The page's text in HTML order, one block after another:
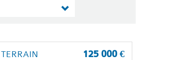
125 000 €
TERRAIN